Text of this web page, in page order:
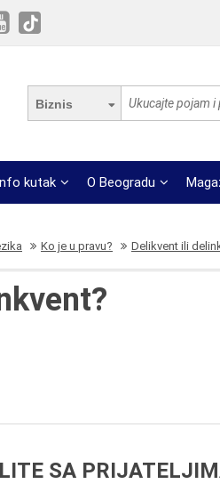
Biznis
kutak O Beogradu
Ko je u pravu? Delikvent ili
SA